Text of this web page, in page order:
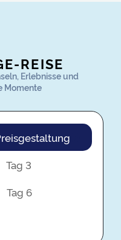
REISE
Erlebnisse und
Momente
Tag 3
Tag 6